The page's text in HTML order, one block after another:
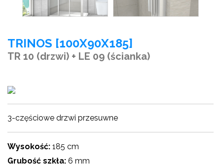
TRINOS [100X90X185]
TR 10 (drzwi) + LE 09 (ścianka)
3-częściowe drzwi przesuwne
Wysokość: 185 cm
Grubość szkła: 6 mm